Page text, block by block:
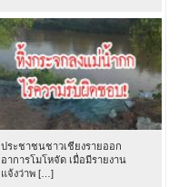
ประชาชนชาวเชียงรายออก
อาการโมโหจัด เมื่อมีรายงาน
แจ้งว่าพ […]